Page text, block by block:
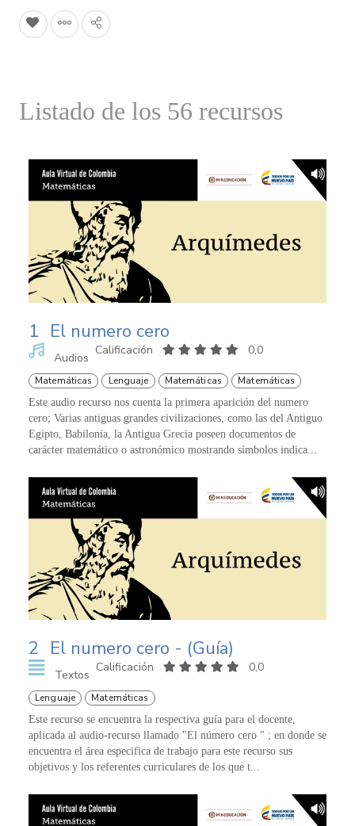
Listado de los 56 recursos
1 El numero cero
Audios
Calificación 0,0
Matemáticas Lenguaje Matemáticas Matemáticas
Este audio recurso nos cuenta la primera aparición del numero
cero; Varias antiguas grandes civilizaciones, como las del Antiguo
Egipto, Babilonia, la Antigua Grecia poseen documentos de
carácter matemático o astronómico mostrando símbolos indica...
2 El numero cero - (Guía)
Textos
Calificación 0,0
Lenguaje Matemáticas
Este recurso se encuentra la respectiva guía para el docente,
aplicada al audio-recurso llamado "El número cero " ; en donde se
encuentra el área especifica de trabajo para este recurso sus
objetivos y los referentes curriculares de los que t...